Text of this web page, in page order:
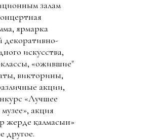
залам
ярмарка
декоративно-
искусства,
«ожившие"
викторины,
акции,
«Лучшее
акция
жерде қалмасын»
другое.